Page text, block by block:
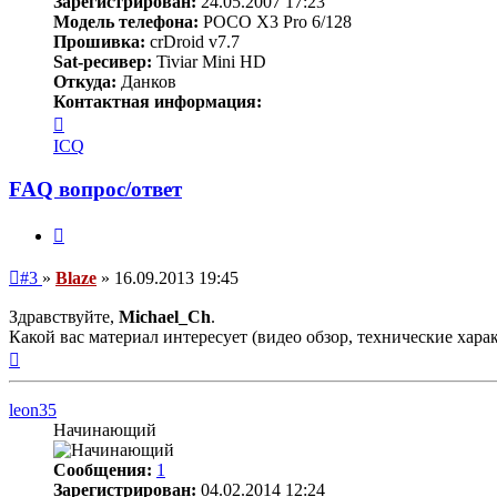
Модель телефона: POCO X3 Pro 6/128
Прошивка: crDroid v7.7
Sat-ресивер: Tiviar Mini HD
Откуда: Данков
Контактная информация:
информация
пользователя
ICQ
FAQ вопрос/ответ
Непрочитанное
#3 » Blaze » 16.09.2013 19:45
Здравствуйте, Michael_Ch.
Какой вас материал интересует (видео обзор, технические
leon35
Начинающий
Сообщения: 1
Зарегистрирован: 04.02.2014 12:24